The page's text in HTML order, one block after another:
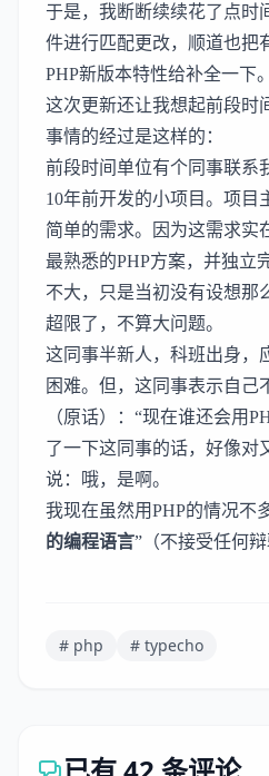
于是，我断断续续花了点时
件进行匹配更改，顺道也把
PHP新版本特性给补全一下。
这次更新还让我想起前段时
事情的经过是这样的：
前段时间单位有个同事联系
10年前开发的小项目。项目
简单的需求。因为这需求实
最熟悉的PHP方案，并独立
不大，只是当初没有设想那
超限了，不算大问题。
这同事半新人，科班出身，
困难。但，这同事表示自己
（原话）：“现在谁还会用
了一下这同事的话，好像对
说：哦，是啊。
我现在虽然用PHP的情况不
的编程语言”（不接受任何辩
# php # typecho